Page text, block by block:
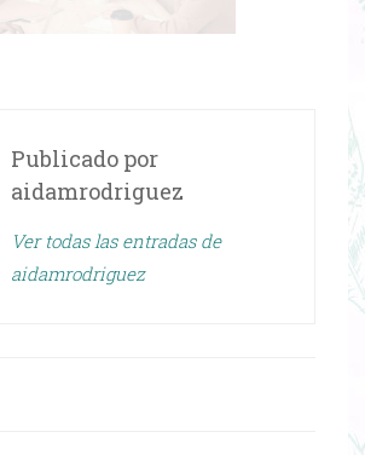
Publicado por
aidamrodriguez
Ver todas las entradas de
aidamrodriguez